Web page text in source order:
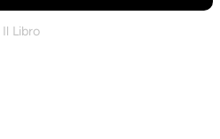
Il Libro